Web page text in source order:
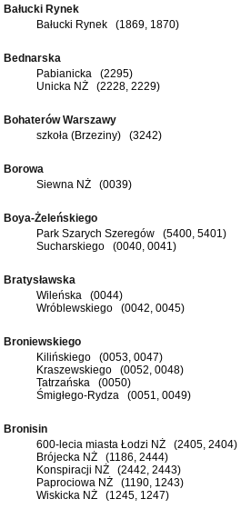
Bałucki Rynek
Bałucki Rynek (1869, 1870)
Bednarska
Pabianicka (2295)
Unicka NŻ (2228, 2229)
Bohaterów Warszawy
szkoła (Brzeziny) (3242)
Borowa
Siewna NŻ (0039)
Boya-Żeleńskiego
Park Szarych Szeregów (5400, 5401)
Sucharskiego (0040, 0041)
Bratysławska
Wileńska (0044)
Wróblewskiego (0042, 0045)
Broniewskiego
Kilińskiego (0053, 0047)
Kraszewskiego (0052, 0048)
Tatrzańska (0050)
Śmigłego-Rydza (0051, 0049)
Bronisin
600-lecia miasta Łodzi NŻ (2405, 2404)
Brójecka NŻ (1186, 2444)
Konspiracji NŻ (2442, 2443)
Paprociowa NŻ (1190, 1243)
Wiskicka NŻ (1245, 1247)